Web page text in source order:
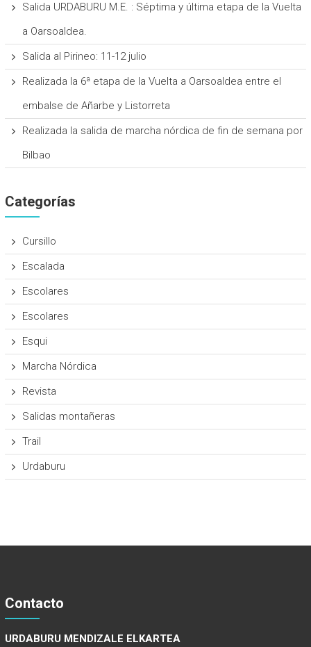
Salida URDABURU M.E. : Séptima y última etapa de la Vuelta
a Oarsoaldea.
Salida al Pirineo: 11-12 julio
Realizada la 6ª etapa de la Vuelta a Oarsoaldea entre el
embalse de Añarbe y Listorreta
Realizada la salida de marcha nórdica de fin de semana por
Bilbao
Categorías
Cursillo
Escalada
Escolares
Escolares
Esqui
Marcha Nórdica
Revista
Salidas montañeras
Trail
Urdaburu
Contacto
URDABURU MENDIZALE ELKARTEA